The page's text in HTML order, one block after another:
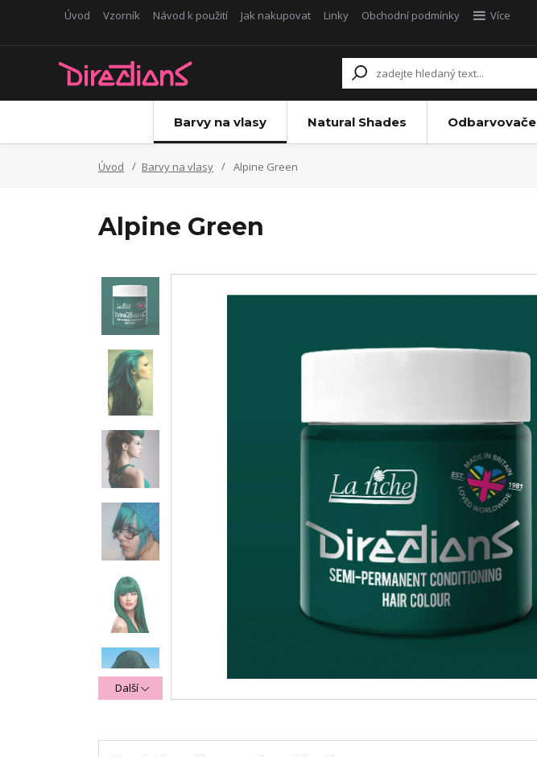
Úvod Vzorník Návod k použití Jak nakupovat Linky Obchodní podmínky Více
Barvy na vlasy Natural Shades Odbarvovače
Úvod Barvy na vlasy Alpine Green
Alpine Green
Další